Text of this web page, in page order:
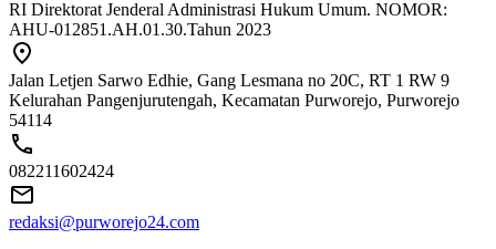
RI Direktorat Jenderal Administrasi Hukum Umum. NOMOR:
AHU-012851.AH.01.30.Tahun 2023
Jalan Letjen Sarwo Edhie, Gang Lesmana no 20C, RT 1 RW 9
Kelurahan Pangenjurutengah, Kecamatan Purworejo, Purworejo
54114
082211602424
redaksi@purworejo24.com